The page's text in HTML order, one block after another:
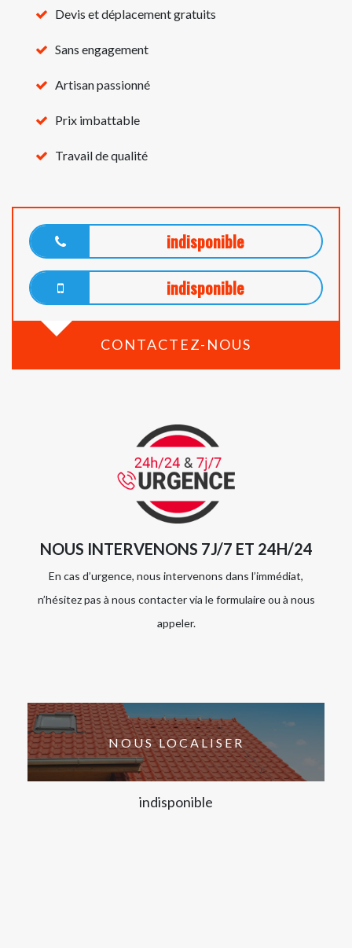
Devis et déplacement gratuits
Sans engagement
Artisan passionné
Prix imbattable
Travail de qualité
indisponible
indisponible
CONTACTEZ-NOUS
NOUS INTERVENONS 7J/7 ET 24H/24
En cas d’urgence, nous intervenons dans l’immédiat,
n’hésitez pas à nous contacter via le formulaire ou à nous
appeler.
NOUS LOCALISER
indisponible